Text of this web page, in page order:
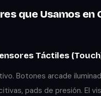
que Usamos en
Táctiles
Botones arcade
pads de presión. El